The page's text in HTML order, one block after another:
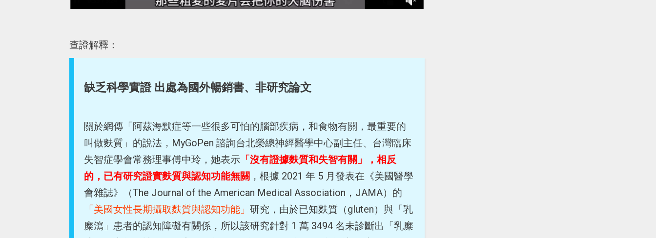
查證解釋：
缺乏科學實證 出處為國外暢銷書、非研究論文
關於網傳「阿茲海默症等一些很多可怕的腦部疾病，和食物有關，最重要的
叫做麩質」的說法，MyGoPen 諮詢台北榮總神經醫學中心副主任、台灣臨床
失智症學會常務理事傅中玲，她表示 「沒有證據麩質和失智有關」，相反
的，已有研究證實麩質與認知功能無關 ，根據 2021 年 5 月發表在《美國醫學
會雜誌》（The Journal of the American Medical Association，JAMA）的
「美國女性長期攝取麩質與認知功能」 研究，由於已知麩質（gluten）與「乳
糜瀉」患者的認知障礙有關係，所以該研究針對 1 萬 3494 名未診斷出「乳糜